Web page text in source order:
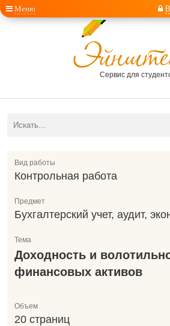
Сервис для
Меню
Вид работы
Контрольная работа
Предмет
Бухгалтерский учет, аудит,
Тема
Доходность и
финансовых активов
Объем
20 страниц